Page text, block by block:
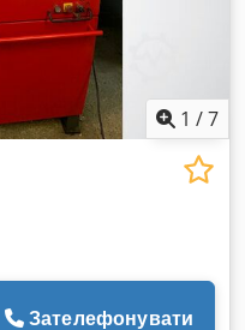
1 /7
Зателефонувати